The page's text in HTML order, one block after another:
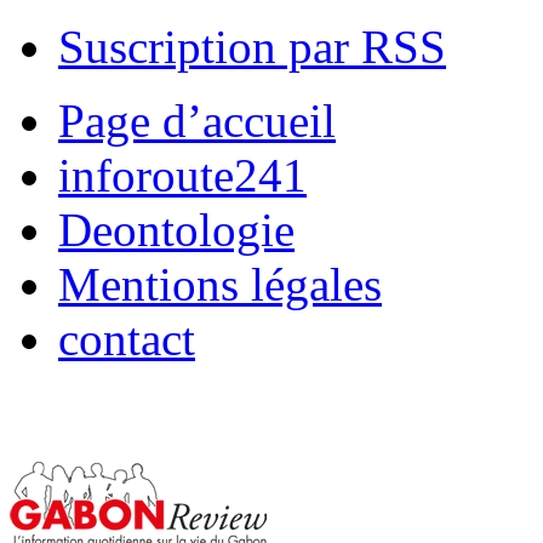
Suscription par RSS
Page d’accueil
inforoute241
Deontologie
Mentions légales
contact